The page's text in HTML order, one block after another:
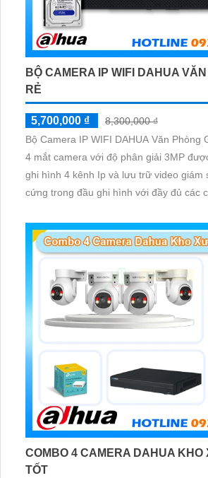
BỘ CAMERA IP WIFI DAHUA
RẺ
5,700,000 ₫
8,300,000 ₫
Bộ Camera IP WIFI DAHUA Văn Phòng
4 mắt camera với độ phân giải 3MP
ghi hình 4 kênh Ip và lưu trữ video giám
cứng trong đầu ghi hình với đầy đủ các
giám sát có màu vào ban đêm
COMBO 4 CAMERA DAHUA KHO
TỐT